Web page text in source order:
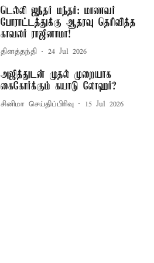
டெல்லி ஜந்தர் மந்தர்: மாணவர்
போராட்டத்துக்கு ஆதரவு தெரிவித்த
காவலர் ராஜினாமா!
தினத்தந்தி 24 Jul 2026
அஜித்துடன் முதல் முறையாக
கைகோர்க்கும் கயாடு லோஹர்?
சினிமா செய்திப்பிரிவு 15 Jul 2026